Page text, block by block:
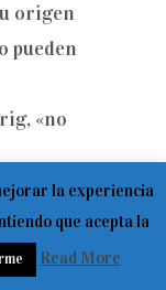
origen
pueden
«no
la que
la experiencia
que acepta la
Read More